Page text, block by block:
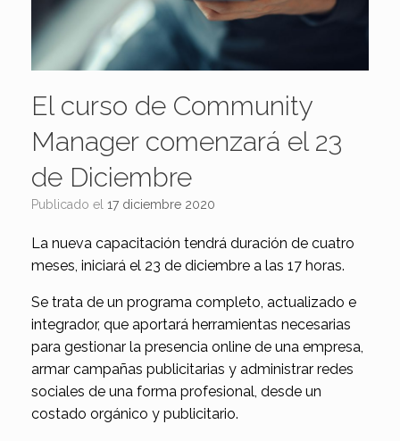
El curso de Community
Manager comenzará el 23
de Diciembre
Publicado el 17 diciembre 2020
La nueva capacitación tendrá duración de cuatro
meses, iniciará el 23 de diciembre a las 17 horas.
Se trata de un programa completo, actualizado e
integrador, que aportará herramientas necesarias
para gestionar la presencia online de una empresa,
armar campañas publicitarias y administrar redes
sociales de una forma profesional, desde un
costado orgánico y publicitario.